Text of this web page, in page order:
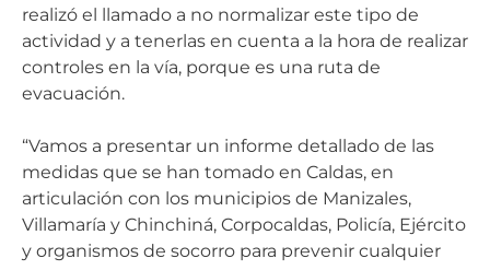
realizó el llamado a no normalizar este tipo de
actividad y a tenerlas en cuenta a la hora de realizar
controles en la vía, porque es una ruta de
evacuación.
“Vamos a presentar un informe detallado de las
medidas que se han tomado en Caldas, en
articulación con los municipios de Manizales,
Villamaría y Chinchiná, Corpocaldas, Policía, Ejército
y organismos de socorro para prevenir cualquier